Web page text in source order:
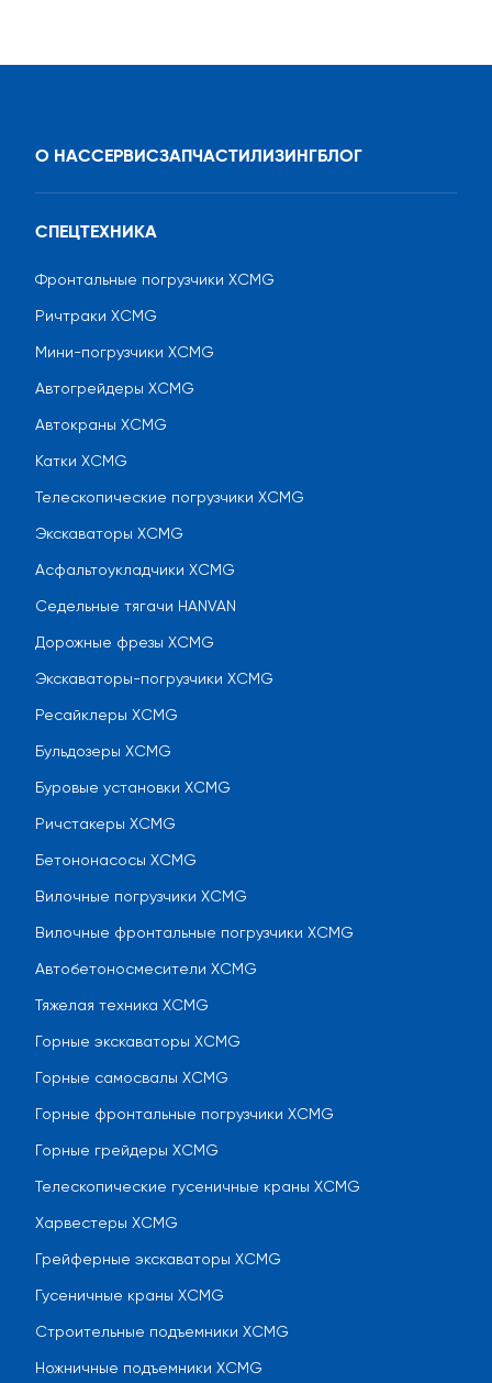
О НАССЕРВИСЗАПЧАСТИЛИЗИНГБЛОГ
СПЕЦТЕХНИКА
Фронтальные погрузчики XCMG
Ричтраки XCMG
Мини-погрузчики XCMG
Автогрейдеры XCMG
Автокраны XCMG
Катки XCMG
Телескопические погрузчики XCMG
Экскаваторы XCMG
Асфальтоукладчики XCMG
Седельные тягачи HANVAN
Дорожные фрезы XCMG
Экскаваторы-погрузчики XCMG
Ресайклеры XCMG
Бульдозеры XCMG
Буровые установки XCMG
Ричстакеры XCMG
Бетононасосы XCMG
Вилочные погрузчики XCMG
Вилочные фронтальные погрузчики XCMG
Автобетоносмесители XCMG
Тяжелая техника XCMG
Горные экскаваторы XCMG
Горные самосвалы XCMG
Горные фронтальные погрузчики XCMG
Горные грейдеры XCMG
Телескопические гусеничные краны XCMG
Харвестеры XCMG
Грейферные экскаваторы XCMG
Гусеничные краны XCMG
Строительные подъемники XCMG
Ножничные подъемники XCMG